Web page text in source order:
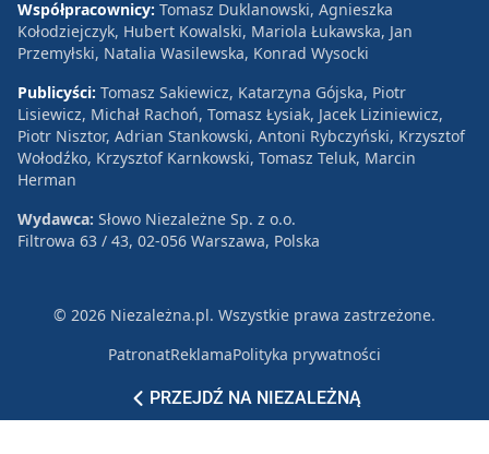
PRZEJDŹ NA NIEZALEŻNĄ
Współpracownicy: Tomasz Duklanowski, Agnieszka
Kołodziejczyk, Hubert Kowalski, Mariola Łukawska, Jan
Przemyłski, Natalia Wasilewska, Konrad Wysocki
Publicyści: Tomasz Sakiewicz, Katarzyna Gójska, Piotr
Lisiewicz, Michał Rachoń, Tomasz Łysiak, Jacek Liziniewicz,
Piotr Nisztor, Adrian Stankowski, Antoni Rybczyński, Krzysztof
Wołodźko, Krzysztof Karnkowski, Tomasz Teluk, Marcin
Herman
Wydawca: Słowo Niezależne Sp. z o.o.
Filtrowa 63 / 43, 02-056 Warszawa, Polska
© 2026 Niezależna.pl. Wszystkie prawa zastrzeżone.
PatronatReklamaPolityka prywatności